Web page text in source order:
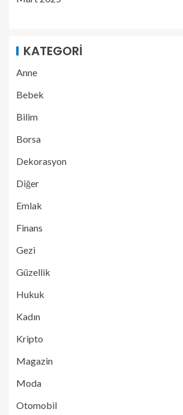
KATEGORI
Anne
Bebek
Bilim
Borsa
Dekorasyon
Diğer
Emlak
Finans
Gezi
Güzellik
Hukuk
Kadın
Kripto
Magazin
Moda
Otomobil